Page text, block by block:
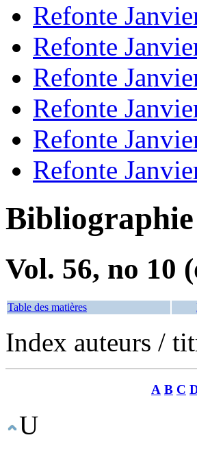
Refonte
Refonte
Refonte
Refonte
Refonte
Refonte
Vol. 56, no 10
Table des matières
Index auteurs /
A B C
U